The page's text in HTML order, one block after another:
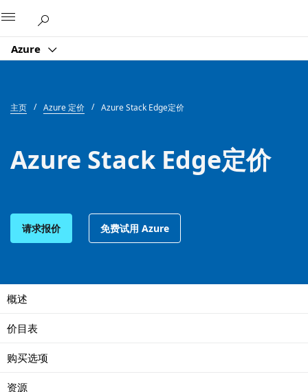
Azure
主页 Azure 定价 Azure Stack Edge定价
Azure Stack Edge定价
请求报价 免费试用 Azure
概述
价目表
购买选项
资源